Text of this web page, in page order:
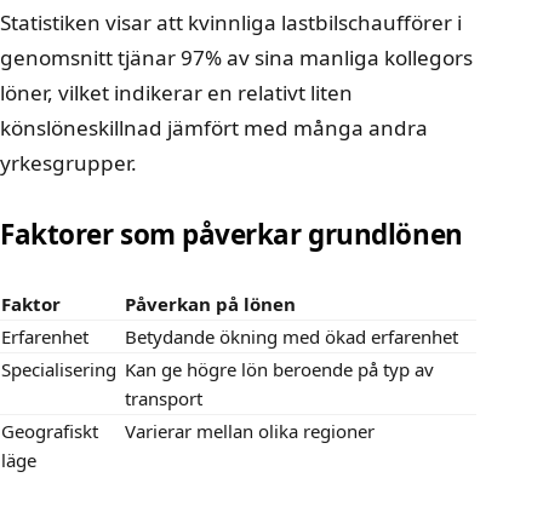
Statistiken visar att kvinnliga lastbilschaufförer i
genomsnitt tjänar 97% av sina manliga kollegors
löner, vilket indikerar en relativt liten
könslöneskillnad jämfört med många andra
yrkesgrupper.
Faktorer som påverkar grundlönen
Faktor
Påverkan på lönen
Erfarenhet
Betydande ökning med ökad erfarenhet
Specialisering Kan ge högre lön beroende på typ av
transport
Geografiskt
läge
Varierar mellan olika regioner